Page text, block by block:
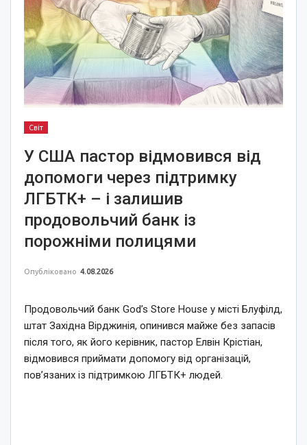
Світ
У США пастор відмовився від
допомоги через підтримку
ЛГБТК+ – і залишив
продовольчий банк із
порожніми полицями
Опубліковано 4.08.2026
Продовольчий банк God’s Store House у місті Блуфілд,
штат Західна Вірджинія, опинився майже без запасів
після того, як його керівник, пастор Елвін Крістіан,
відмовився приймати допомогу від організацій,
пов’язаних із підтримкою ЛГБТК+ людей.